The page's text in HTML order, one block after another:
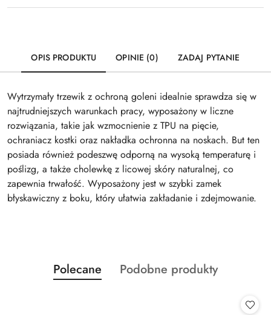
OPIS PRODUKTU OPINIE (0) ZADAJ PYTANIE
Wytrzymały trzewik z ochroną goleni idealnie sprawdza się w
najtrudniejszych warunkach pracy, wyposażony w liczne
rozwiązania, takie jak wzmocnienie z TPU na pięcie,
ochraniacz kostki oraz nakładka ochronna na noskach. But ten
posiada również podeszwę odporną na wysoką temperaturę i
poślizg, a także cholewkę z licowej skóry naturalnej, co
zapewnia trwałość. Wyposażony jest w szybki zamek
błyskawiczny z boku, który ułatwia zakładanie i zdejmowanie.
Pomiń karuzelę produktów
Produkty
o
Polecane
Produkty
Podobne produkty